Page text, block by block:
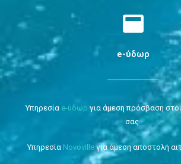
e-ύδωρ
Υπηρεσία e-ύδωρ για άμεση πρόσβαση
σας.
Υπηρεσία Novoville για άμεση αποστολή